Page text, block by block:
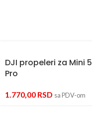
DJI propeleri za Mini 5
Pro
1.770,00 RSD sa PDV-om